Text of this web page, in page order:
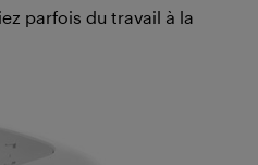
parfois du travail à la